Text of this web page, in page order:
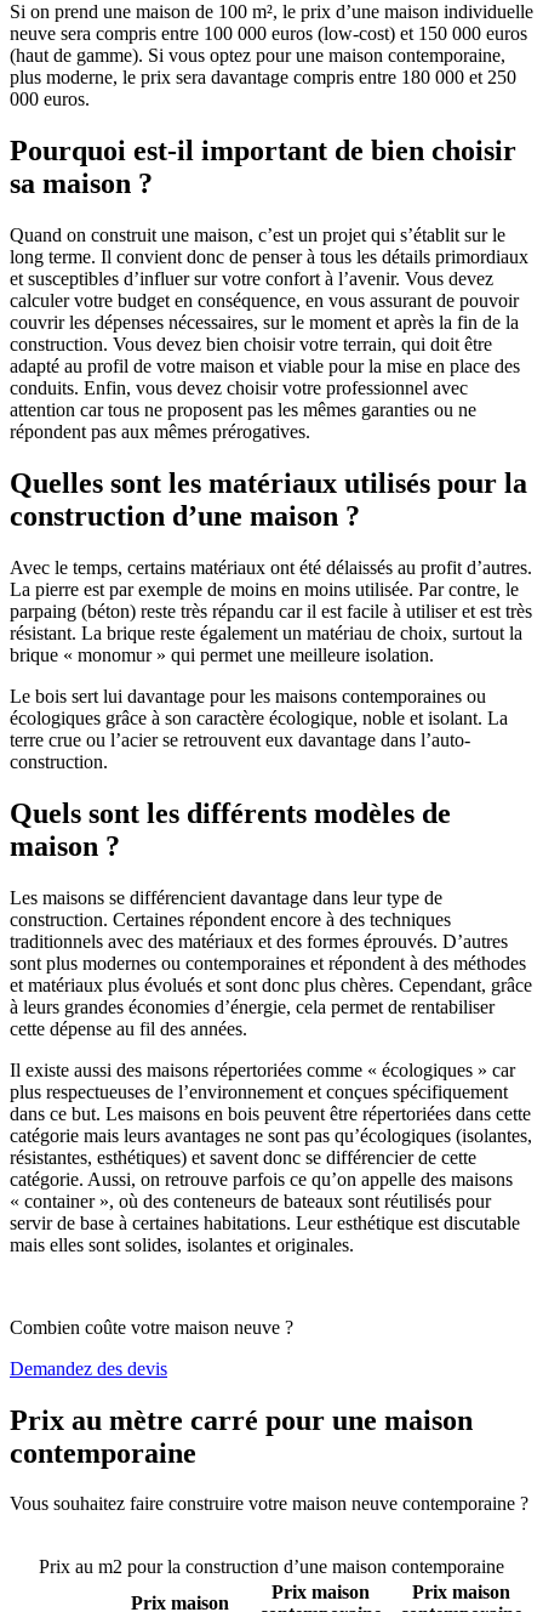
Si on prend une maison de 100 m², le prix d’une maison individuelle
neuve sera compris entre 100 000 euros (low-cost) et 150 000 euros
(haut de gamme). Si vous optez pour une maison contemporaine,
plus moderne, le prix sera davantage compris entre 180 000 et 250
000 euros.
Pourquoi est-il important de bien choisir
sa maison ?
Quand on construit une maison, c’est un projet qui s’établit sur le
long terme. Il convient donc de penser à tous les détails primordiaux
et susceptibles d’influer sur votre confort à l’avenir. Vous devez
calculer votre budget en conséquence, en vous assurant de pouvoir
couvrir les dépenses nécessaires, sur le moment et après la fin de la
construction. Vous devez bien choisir votre terrain, qui doit être
adapté au profil de votre maison et viable pour la mise en place des
conduits. Enfin, vous devez choisir votre professionnel avec
attention car tous ne proposent pas les mêmes garanties ou ne
répondent pas aux mêmes prérogatives.
Quelles sont les matériaux utilisés pour la
construction d’une maison ?
Avec le temps, certains matériaux ont été délaissés au profit d’autres.
La pierre est par exemple de moins en moins utilisée. Par contre, le
parpaing (béton) reste très répandu car il est facile à utiliser et est très
résistant. La brique reste également un matériau de choix, surtout la
brique « monomur » qui permet une meilleure isolation.
Le bois sert lui davantage pour les maisons contemporaines ou
écologiques grâce à son caractère écologique, noble et isolant. La
terre crue ou l’acier se retrouvent eux davantage dans l’auto-
construction.
Quels sont les différents modèles de
maison ?
Les maisons se différencient davantage dans leur type de
construction. Certaines répondent encore à des techniques
traditionnels avec des matériaux et des formes éprouvés. D’autres
sont plus modernes ou contemporaines et répondent à des méthodes
et matériaux plus évolués et sont donc plus chères. Cependant, grâce
à leurs grandes économies d’énergie, cela permet de rentabiliser
cette dépense au fil des années.
Il existe aussi des maisons répertoriées comme « écologiques » car
plus respectueuses de l’environnement et conçues spécifiquement
dans ce but. Les maisons en bois peuvent être répertoriées dans cette
catégorie mais leurs avantages ne sont pas qu’écologiques (isolantes,
résistantes, esthétiques) et savent donc se différencier de cette
catégorie. Aussi, on retrouve parfois ce qu’on appelle des maisons
« container », où des conteneurs de bateaux sont réutilisés pour
servir de base à certaines habitations. Leur esthétique est discutable
mais elles sont solides, isolantes et originales.
Combien coûte votre maison neuve ?
Demandez des devis
Prix au mètre carré pour une maison
contemporaine
Vous souhaitez faire construire votre maison neuve contemporaine ?
Prix au m2 pour la construction d’une maison contemporaine
Prix maison
Prix maison
Prix maison